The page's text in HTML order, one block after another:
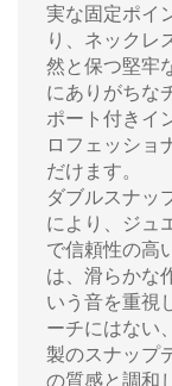
実な固定ポイ
り、ネックレ
然と保つ堅牢
にありがちな
ポート付きイ
ロフェッショ
だけます。
ダブルスナッ
により、ジュ
で信頼性の高
は、滑らかな
いう音を重視
ーチにはない
製のスナップ
の質感と調和